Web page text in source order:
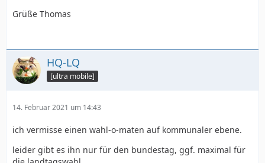
Grüße Thomas
HQ-LQ
[ultra mobile]
14. Februar 2021 um 14:43
ich vermisse einen wahl-o-maten auf kommunaler ebene.
leider gibt es ihn nur für den bundestag, ggf. maximal für